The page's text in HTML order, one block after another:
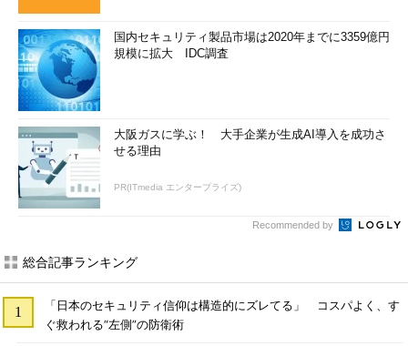
国内セキュリティ製品市場は2020年までに3359億円
規模に拡大 IDC調査
大阪ガスに学ぶ！ 大手企業が生成AI導入を成功さ
せる理由
PR(ITmedia エンタープライズ)
Recommended by
総合記事ランキング
「日本のセキュリティ信仰は構造的にズレてる」 コスパよく、す
ぐ救われる“左側”の防衛術